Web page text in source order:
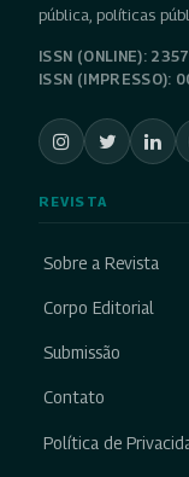
pública, políticas
ISSN (ONLINE):
ISSN (IMPRESSO):
REVISTA
Sobre a Revista
Corpo Editorial
Submissão
Contato
Política de